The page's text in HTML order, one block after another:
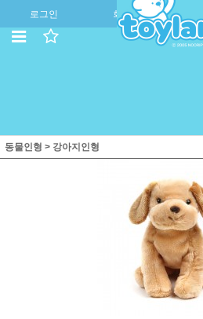
로그인 회원가입
동물인형 > 강아지인형